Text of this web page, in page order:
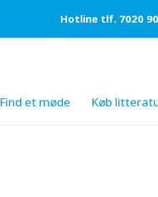
Hotline tlf. 7020
Find et møde Køb